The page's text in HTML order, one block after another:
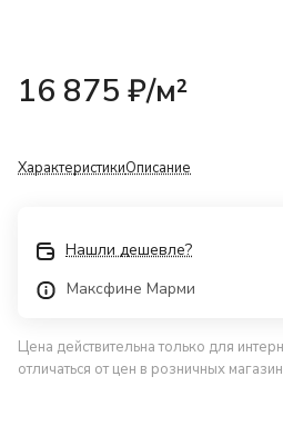
16 875 ₽/м²
ХарактеристикиОписание
Нашли дешевле?
Максфине Марми
Цена действительна только для
отличаться от цен в розничных